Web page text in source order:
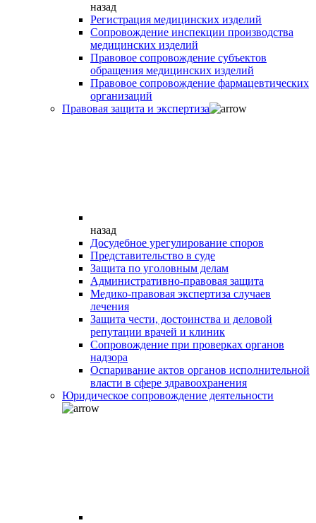
назад
Регистрация медицинских изделий
Сопровождение инспекции производства
медицинских изделий
Правовое сопровождение субъектов
обращения медицинских изделий
Правовое сопровождение фармацевтических
организаций
Правовая защита и экспертиза
назад
Досудебное урегулирование споров
Представительство в суде
Защита по уголовным делам
Административно-правовая защита
Медико-правовая экспертиза случаев
лечения
Защита чести, достоинства и деловой
репутации врачей и клиник
Сопровождение при проверках органов
надзора
Оспаривание актов органов исполнительной
власти в сфере здравоохранения
Юридическое сопровождение деятельности